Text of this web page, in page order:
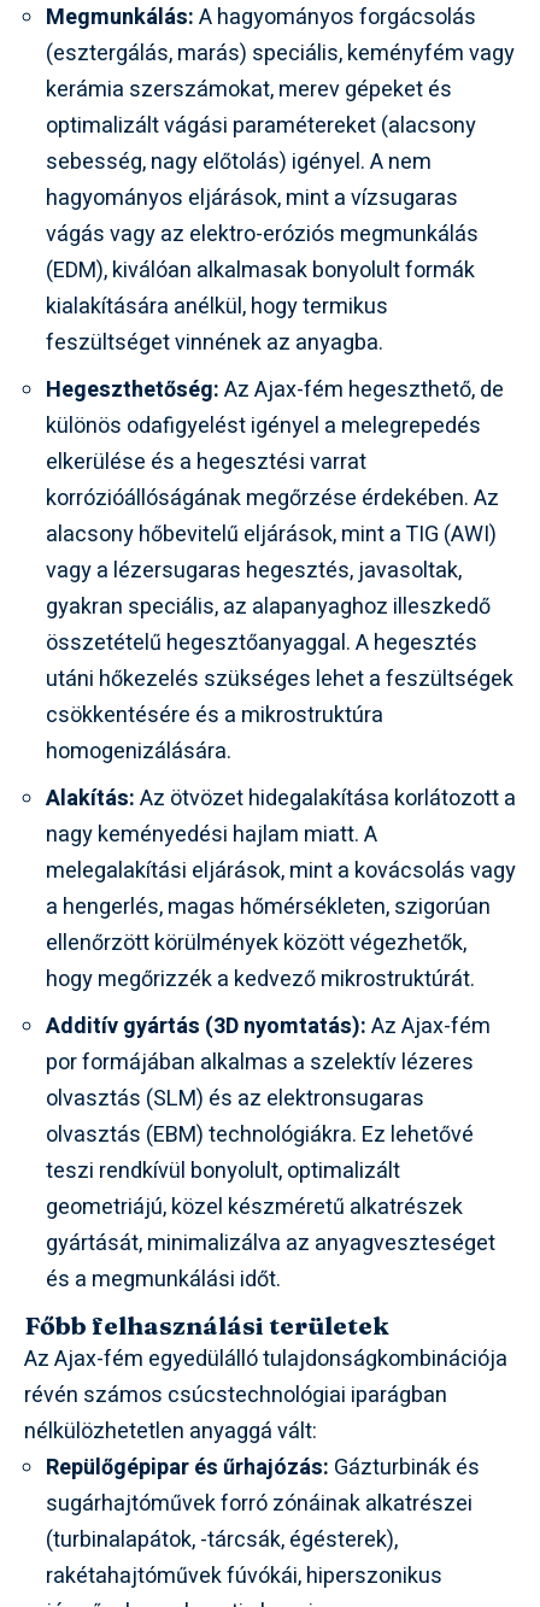
Megmunkálás:A hagyományos forgácsolás
(esztergálás, marás) speciális, keményfém vagy
kerámia szerszámokat, merev gépeket és
optimalizált vágási paramétereket (alacsony
sebesség, nagy előtolás) igényel. A nem
hagyományos eljárások, mint a vízsugaras
vágás vagy az elektro-eróziós megmunkálás
(EDM), kiválóan alkalmasak bonyolult formák
kialakítására anélkül, hogy termikus
feszültséget vinnének az anyagba.
Hegeszthetőség:Az Ajax-fém hegeszthető, de
különös odafigyelést igényel a melegrepedés
elkerülése és a hegesztési varrat
korrózióállóságának megőrzése érdekében. Az
alacsony hőbevitelű eljárások, mint a TIG (AWI)
vagy a lézersugaras hegesztés, javasoltak,
gyakran speciális, az alapanyaghoz illeszkedő
összetételű hegesztőanyaggal. A hegesztés
utáni hőkezelés szükséges lehet a feszültségek
csökkentésére és a mikrostruktúra
homogenizálására.
Alakítás:Az ötvözet hidegalakítása korlátozott a
nagy keményedési hajlam miatt. A
melegalakítási eljárások, mint a kovácsolás vagy
a hengerlés, magas hőmérsékleten, szigorúan
ellenőrzött körülmények között végezhetők,
hogy megőrizzék a kedvező mikrostruktúrát.
Additív gyártás (3D nyomtatás):Az Ajax-fém
por formájában alkalmas a szelektív lézeres
olvasztás (SLM) és az elektronsugaras
olvasztás (EBM) technológiákra. Ez lehetővé
teszi rendkívül bonyolult, optimalizált
geometriájú, közel készméretű alkatrészek
gyártását, minimalizálva az anyagveszteséget
és a megmunkálási időt.
Főbb felhasználási területek
Az Ajax-fém egyedülálló tulajdonságkombinációja
révén számos csúcstechnológiai iparágban
nélkülözhetetlen anyaggá vált:
Repülőgépipar és űrhajózás: Gázturbinák és
sugárhajtóművek forró zónáinak alkatrészei
(turbinalapátok, -tárcsák, égésterek),
rakétahajtóművek fúvókái, hiperszonikus